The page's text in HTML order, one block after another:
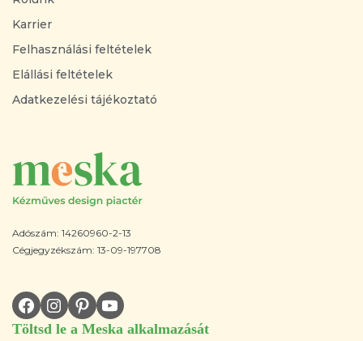
Karrier
Felhasználási feltételek
Elállási feltételek
Adatkezelési tájékoztató
Adószám: 14260960-2-13
Cégjegyzékszám: 13-09-197708
Töltsd le a Meska alkalmazását